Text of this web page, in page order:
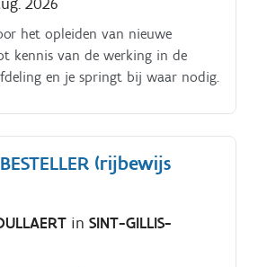
het opleiden van nieuwe
kennis van de werking in de
en je springt bij waar nodig.
(rijbewijs
in SINT-GILLIS-